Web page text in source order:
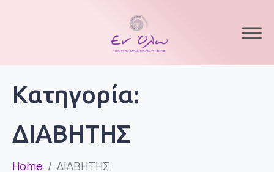
Κατηγορία:
ΔΙΑΒΗΤΗΣ
Home ΔΙΑΒΗΤΗΣ